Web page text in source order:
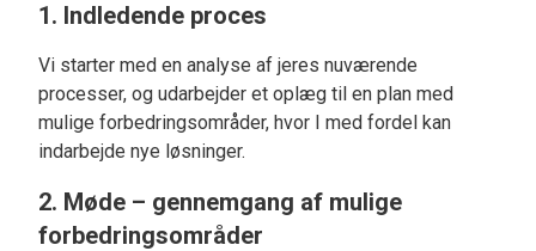
1. Indledende proces
Vi starter med en analyse af jeres nuværende
processer, og udarbejder et oplæg til en plan med
mulige forbedringsområder, hvor I med fordel kan
indarbejde nye løsninger.
2. Møde – gennemgang af mulige
forbedringsområder